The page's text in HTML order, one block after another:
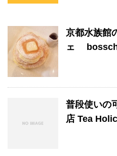
京都水族館
ェ
普段使いの
店 Tea